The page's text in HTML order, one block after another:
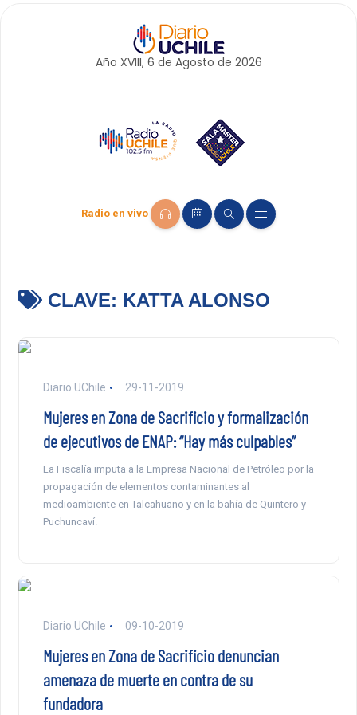
Año XVIII, 6 de Agosto de 2026
Radio en vivo
CLAVE: KATTA ALONSO
Diario UChile 29-11-2019
Mujeres en Zona de Sacrificio y formalización
de ejecutivos de ENAP: “Hay más culpables”
La Fiscalía imputa a la Empresa Nacional de Petróleo por la
propagación de elementos contaminantes al
medioambiente en Talcahuano y en la bahía de Quintero y
Puchuncaví.
Diario UChile 09-10-2019
Mujeres en Zona de Sacrificio denuncian
amenaza de muerte en contra de su
fundadora